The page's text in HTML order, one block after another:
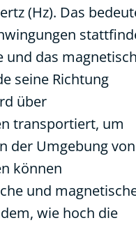
(Hz). Das
und das
seine Richtung
über
transportiert, um
der Umgebung von
können
und
wie hoch die